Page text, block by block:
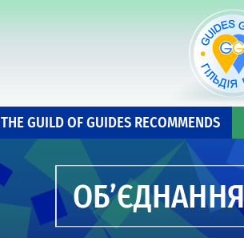
THE GUILD OF GUIDES RECOMMENDS